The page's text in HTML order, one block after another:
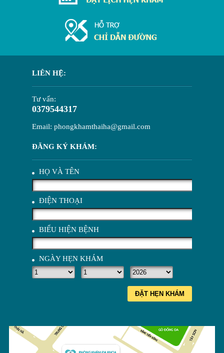
LIÊN HỆ:
Tư vấn:
0379544317
Email: phongkhamthaiha@gmail.com
ĐĂNG KÝ KHÁM:
HỌ VÀ TÊN
ĐIỆN THOẠI
BIỂU HIỆN BỆNH
NGÀY HẸN KHÁM
ĐẶT HẸN KHÁM